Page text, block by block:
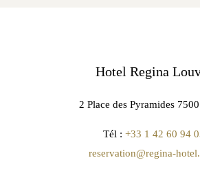
Hotel Regina
2 Place des Pyramides
Tél : +33 1 42 60 94
reservation@regina-